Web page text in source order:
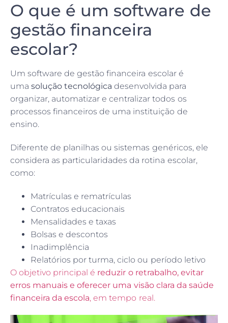
O que é um software de
gestão financeira
escolar?
Um software de gestão financeira escolar é
umasolução tecnológica desenvolvida para
organizar, automatizar e centralizar todos os
processos financeiros de uma instituição de
ensino.
Diferente de planilhas ou sistemas genéricos, ele
considera as particularidades da rotina escolar,
como:
Matrículas e rematrículas
Contratos educacionais
Mensalidades e taxas
Bolsas e descontos
Inadimplência
Relatórios por turma, ciclo ou período letivo
O objetivo principal é reduzir o retrabalho, evitar
erros manuais e oferecer uma visão clara da saúde
financeira da escola, em tempo real.